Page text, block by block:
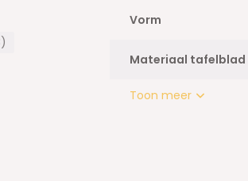
er een
Vorm
Materiaal tafelblad
Toon meer